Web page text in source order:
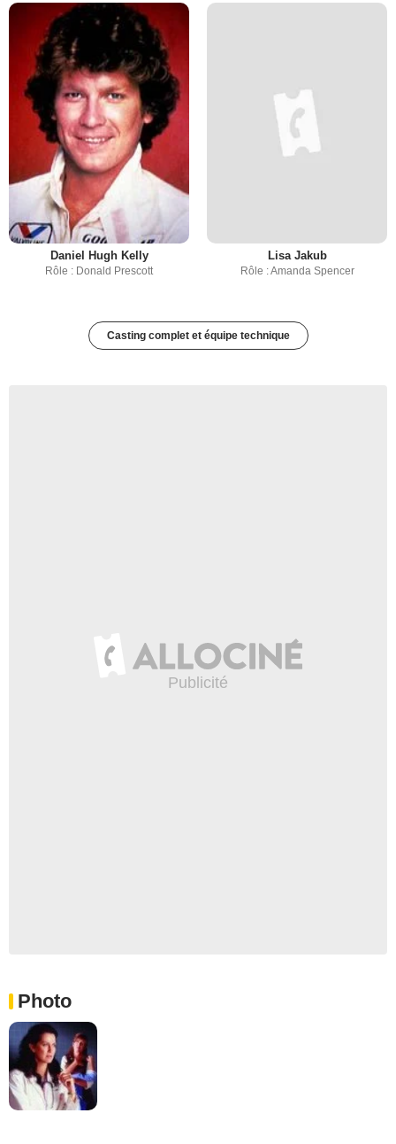
Daniel Hugh Kelly
Rôle : Donald Prescott
Lisa Jakub
Rôle : Amanda Spencer
Casting complet et équipe technique
Photo